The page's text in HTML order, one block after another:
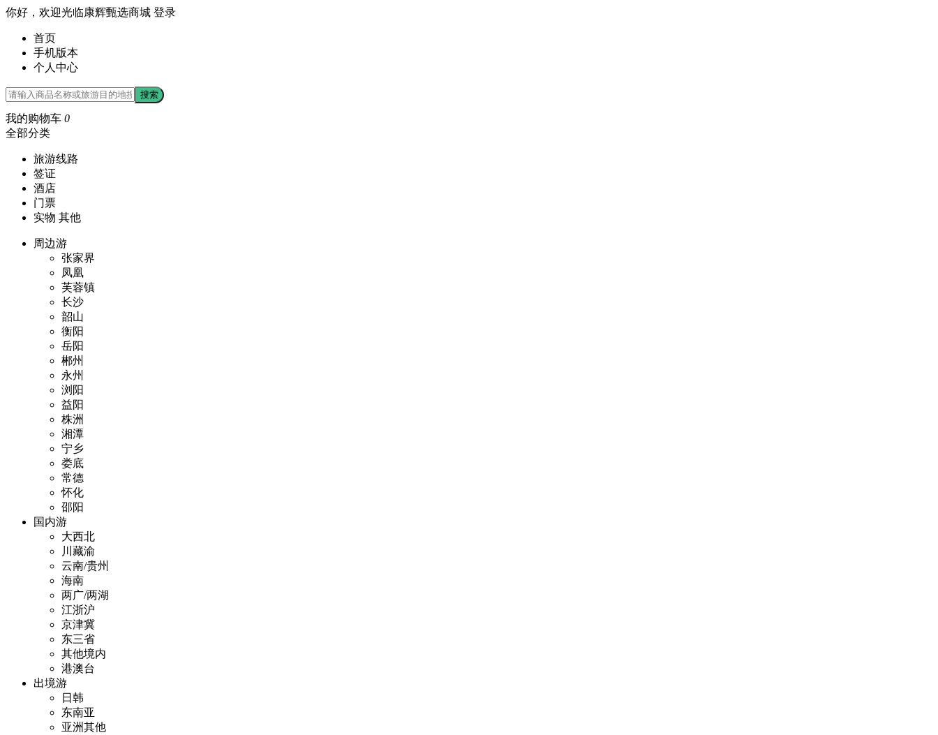
你好，欢迎光临康辉甄选商城 登录
首页
手机版本
个人中心
搜索
我的购物车 0
全部分类
旅游线路
签证
酒店
门票
实物 其他
周边游
张家界
凤凰
芙蓉镇
长沙
韶山
衡阳
岳阳
郴州
永州
浏阳
益阳
株洲
湘潭
宁乡
娄底
常德
怀化
邵阳
国内游
大西北
川藏渝
云南/贵州
海南
两广/两湖
江浙沪
京津冀
东三省
其他境内
港澳台
出境游
日韩
东南亚
亚洲其他